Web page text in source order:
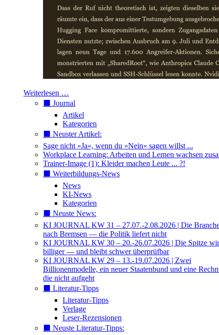
Weiterlesen …
⬛️ Journal
Artikel
Kategorien
⬛️ Neuster Artikel:
Sage nicht »Ja«, wenn du »Nein« sagen willst ...
Workplace Learning: Arbeiten und Lernen wachsen
Trainer-Image (1): Kleider machen Leute ... ?!
⬛️ Weiterbildungs-News
News
KI-News
Kategorien
⬛️ Neuste News:
KI JOURNAL KW 31 – 27.07.-2.08.2026 | Die
nach Bremsen — die Politik liefert nicht
KI JOURNAL KW 30 – 20.-26.07.2026 | Die Spitze
billiger — und bleibt schwer überprüfbar
KI JOURNAL KW 29 – 13.-19.07.2026 | Zwei
Billionenmodelle, ein neuer Staatenbund und eine
die nicht aufgeht
⬛️ Literatur-Tipps
Literatur-Tipps
Verlage
Leser-Rezensionen
⬛️ Neuste Literatur-Tipps: